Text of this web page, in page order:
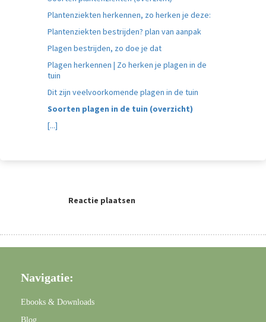
Plantenziekten herkennen, zo herken je deze:
Plantenziekten bestrijden? plan van aanpak
Plagen bestrijden, zo doe je dat
Plagen herkennen | Zo herken je plagen in de
tuin
Dit zijn veelvoorkomende plagen in de tuin
Soorten plagen in de tuin (overzicht)
[...]
Reactie plaatsen
Navigatie:
Ebooks & Downloads
Blog